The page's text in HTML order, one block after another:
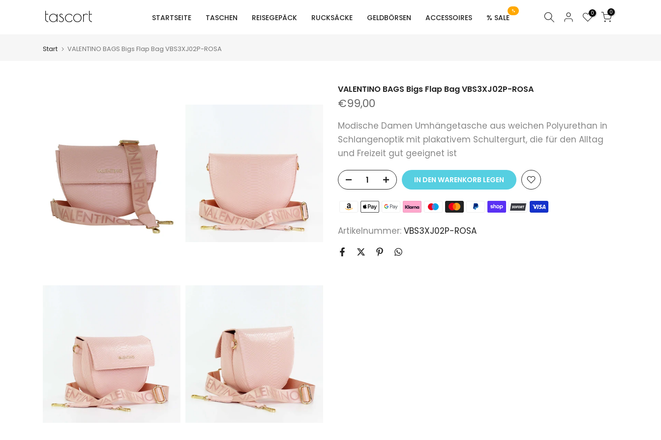
STARTSEITE TASCHEN REISEGEPÄCK RUCKSÄCKE GELDBÖRSEN ACCESSOIRES % SALE
% 0 0
Start VALENTINO BAGS Bigs Flap Bag VBS3XJ02P-ROSA
VALENTINO BAGS Bigs Flap Bag VBS3XJ02P-ROSA
€99,00
Modische Damen Umhängetasche aus weichen Polyurethan in
Schlangenoptik mit plakativem Schultergurt, die für den Alltag
und Freizeit gut geeignet ist
IN DEN WARENKORB LEGEN
Artikelnummer: VBS3XJ02P-ROSA